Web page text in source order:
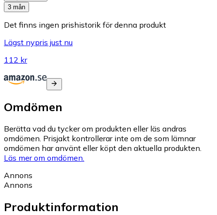
3 mån
Det finns ingen prishistorik för denna produkt
Lägst nypris just nu
112 kr
Omdömen
Berätta vad du tycker om produkten eller läs andras
omdömen. Prisjakt kontrollerar inte om de som lämnar
omdömen har använt eller köpt den aktuella produkten.
Läs mer om omdömen.
Annons
Annons
Produktinformation